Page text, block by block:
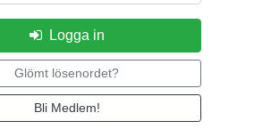
Logga in
Glömt lösenordet?
Bli Medlem!